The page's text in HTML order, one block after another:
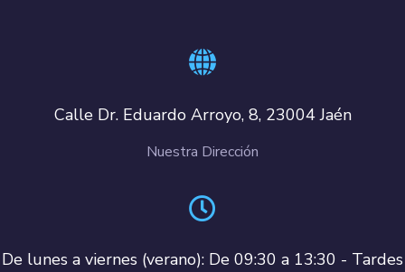
Calle Dr. Eduardo Arroyo, 8, 23004 Jaén
Nuestra Dirección
De lunes a viernes (verano): De 09:30 a 13:30 - Tardes